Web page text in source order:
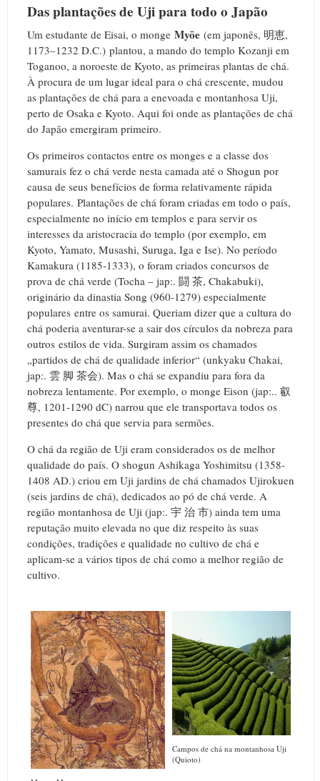
Das plantações de Uji para todo o Japão
Um estudante de Eisai, o monge Myōe (em japonês, 明恵,
1173–1232 D.C.) plantou, a mando do templo Kozanji em
Toganoo, a noroeste de Kyoto, as primeiras plantas de chá.
À procura de um lugar ideal para o chá crescente, mudou
as plantações de chá para a enevoada e montanhosa Uji,
perto de Osaka e Kyoto. Aqui foi onde as plantações de chá
do Japão emergiram primeiro.
Os primeiros contactos entre os monges e a classe dos
samurais fez o chá verde nesta camada até o Shogun por
causa de seus benefícios de forma relativamente rápida
populares. Plantações de chá foram criadas em todo o país,
especialmente no início em templos e para servir os
interesses da aristocracia do templo (por exemplo, em
Kyoto, Yamato, Musashi, Suruga, Iga e Ise). No período
Kamakura (1185-1333), o foram criados concursos de
prova de chá verde (Tocha – jap:. 闘 茶, Chakabuki),
originário da dinastia Song (960-1279) especialmente
populares entre os samurai. Queriam dizer que a cultura do
chá poderia aventurar-se a sair dos círculos da nobreza para
outros estilos de vida. Surgiram assim os chamados
„partidos de chá de qualidade inferior“ (unkyaku Chakai,
jap:. 雲 脚 茶会). Mas o chá se expandiu para fora da
nobreza lentamente. Por exemplo, o monge Eison (jap:.. 叡
尊, 1201-1290 dC) narrou que ele transportava todos os
presentes do chá que servia para sermões.
O chá da região de Uji eram considerados os de melhor
qualidade do país. O shogun Ashikaga Yoshimitsu (1358-
1408 AD.) criou em Uji jardins de chá chamados Ujirokuen
(seis jardins de chá), dedicados ao pó de chá verde. A
região montanhosa de Uji (jap:. 宇 治 市) ainda tem uma
reputação muito elevada no que diz respeito às suas
condições, tradições e qualidade no cultivo de chá e
aplicam-se a vários tipos de chá como a melhor região de
cultivo.
Campos de chá na montanhosa Uji
(Quioto)